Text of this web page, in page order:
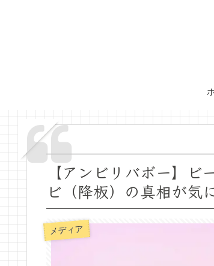
【アンビリバボー】
ビ（降板）の真相が気
メディア